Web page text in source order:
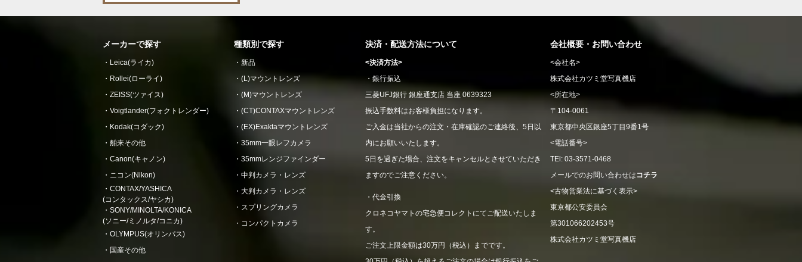
メーカーで探す
Leica(ライカ)
Rollei(ローライ)
ZEISS(ツァイス)
Voigtlander(フォクトレンダー)
Kodak(コダック)
舶来その他
Canon(キャノン)
ニコン(Nikon)
CONTAX/YASHICA
(コンタックス/ヤシカ)
SONY/MINOLTA/KONICA
(ソニー/ミノルタ/コニカ)
OLYMPUS(オリンパス)
国産その他
種類別で探す
新品
(L)マウントレンズ
(M)マウントレンズ
(CT)CONTAXマウントレンズ
(EX)Exaktaマウントレンズ
35mm一眼レフカメラ
35mmレンジファインダー
中判カメラ・レンズ
大判カメラ・レンズ
スプリングカメラ
コンパクトカメラ
決済・配送方法について
<決済方法>
・銀行振込
三菱UFJ銀行 銀座通支店 当座 0639323
振込手数料はお客様負担になります。
ご入金は当社からの注文・在庫確認のご連絡後、5日以
内にお願いいたします。
5日を過ぎた場合、注文をキャンセルとさせていただき
ますのでご注意ください。
・代金引換
クロネコヤマトの宅急便コレクトにてご配送いたしま
す。
ご注文上限金額は30万円（税込）までです。
会社概要・お問い合わせ
<会社名>
株式会社カツミ堂写真機店
<所在地>
〒104-0061
東京都中央区銀座5丁目9番1号
<電話番号>
TEl: 03-3571-0468
メールでのお問い合わせはコチラ
<古物営業法に基づく表示>
東京都公安委員会
第301066202453号
株式会社カツミ堂写真機店